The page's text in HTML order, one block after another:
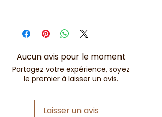
Aucun avis pour le moment
Partagez votre expérience, soyez
le premier à laisser un avis.
Laisser un avis